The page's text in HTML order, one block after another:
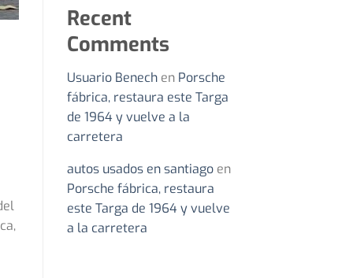
Recent
Comments
Usuario Benechen Porsche
fábrica, restaura este Targa
de 1964 y vuelve a la
carretera
autos usados en santiagoen
Porsche fábrica, restaura
este Targa de 1964 y vuelve
a la carretera